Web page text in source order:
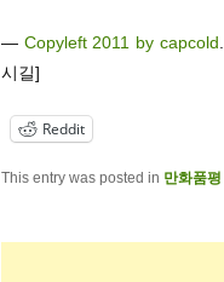
— Copyleft 2011 by capcold
시길]
Reddit
This entry was posted in 만화품평